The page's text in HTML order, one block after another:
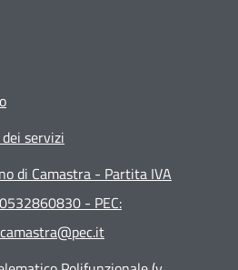
servizi
di Camastra - Partita IVA
- PEC: